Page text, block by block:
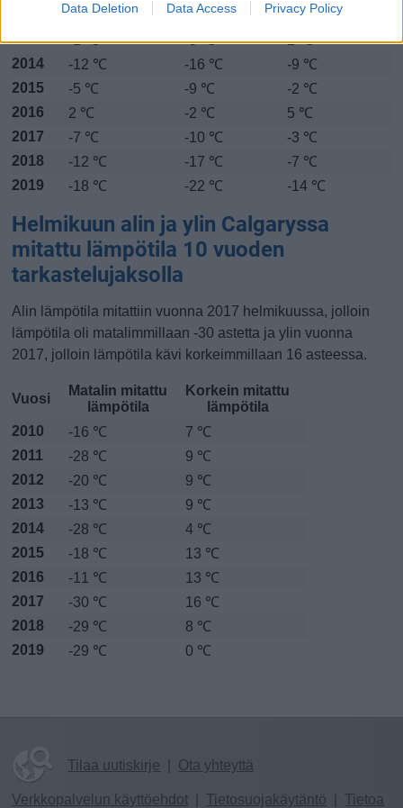
Data Deletion Data Access Privacy Policy
-4 ℃ -9 ℃
-0 ℃
2013
-1 ℃ -5 ℃
2 ℃
2014
-12 ℃ -16 ℃
-9 ℃
2015
-5 ℃ -9 ℃
-2 ℃
2016
2 ℃ -2 ℃
5 ℃
2017
-7 ℃ -10 ℃
-3 ℃
2018
-12 ℃ -17 ℃
-7 ℃
2019
-18 ℃ -22 ℃ -14 ℃
Helmikuun alin ja ylin Calgaryssa
mitattu lämpötila 10 vuoden
tarkastelujaksolla
Alin lämpötila mitattiin vuonna 2017 helmikuussa, jolloin
lämpötila oli matalimmillaan -30 astetta ja ylin vuonna
2017, jolloin lämpötila kävi korkeimmillaan 16 asteessa.
Vuosi
Matalin mitattu
lämpötila
Korkein mitattu
lämpötila
2010
-16 ℃
7 ℃
2011
-28 ℃
9 ℃
2012
-20 ℃
9 ℃
2013
-13 ℃
9 ℃
2014
-28 ℃
4 ℃
2015
-18 ℃
13 ℃
2016
-11 ℃
13 ℃
2017
-30 ℃
16 ℃
2018
-29 ℃
8 ℃
2019
-29 ℃ 0 ℃
Tilaa uutiskirje Ota yhteyttä
Verkkopalvelun käyttöehdot Tietosuojakäytäntö Tietoa